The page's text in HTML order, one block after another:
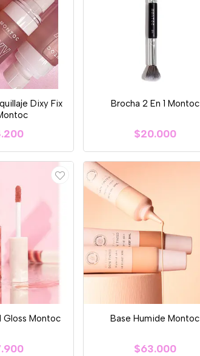
Dixy Fix
Brocha 2 En 1 Montoc
$20.000
Gloss Montoc Base Humide Montoc
$63.000